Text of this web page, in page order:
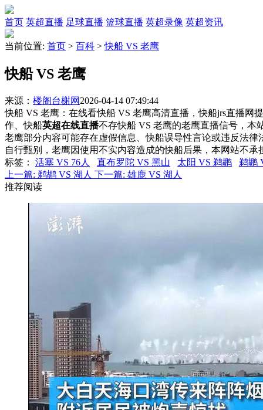
首页 英超直播 足球直播 篮球直播 英超录像 英超资讯
当前位置: 首页 > 百科 >快船 VS 老鹰
快船 VS 老鹰
来源： 楼阁台榭网 2026-04-14 07:49:44
快船 VS 老鹰：在线看快船 VS 老鹰高清直播，快船jrs直播网
作、快船英超在线直播不存快船 VS 老鹰的老鹰直播信号，本
老鹰部分内容可能存在虚假信息、快船误导性言论或违反法律
自行甄别，老鹰因使用不实内容造成的快船后果，本网站不承
标签 ： 活塞 VS 76人 直布罗陀 VS 黑山 太阳 VS 鹈鹕
鹈鹕
上一篇: 鹈鹕 VS 湖人 下一篇: 雄鹿 VS 湖人
推荐阅读